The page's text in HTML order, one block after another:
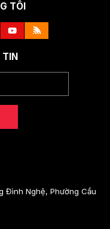
TÔI
TIN
Đình Nghệ, Phường Cầu